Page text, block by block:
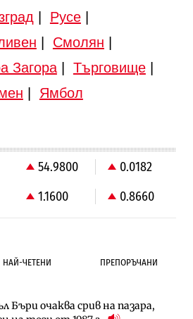
Русе|
Смолян
Загора| Търговище|
Ямбол
54.9800
0.0182
1.1600 0.8660
НАЙ-ЧЕТЕНИ ПРЕПОРЪЧАНИ
Бъри очаква срив на пазара,
предлага над 150 устройства с
предлага над 150 устройства с